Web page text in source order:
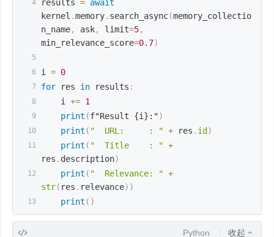
results = await
kernel .memory. search_async(memory_collectio
n_name, ask, limit=5,
min_relevance_score=0.7)
i = 0
for res in results :
    i
+= 1
print (f"Result {i}:")
print ( "  URL:     : " + res . id )
print ( "  Title    : " +
res . description)
print ( "  Relevance: " +
str( res . relevance) )
print ( )
Python 收起